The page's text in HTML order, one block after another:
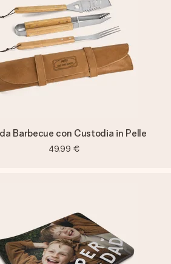
Barbecue con Custodia in Pelle
49,99 €